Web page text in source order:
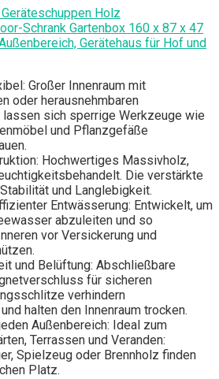
Holz
Schrank Gartenbox 160 x 87 x 47
Gerätehaus für Hof und
Großer Innenraum mit
oder herausnehmbaren
lassen sich sperrige Werkzeuge wie
und Pflanzgefäße
Hochwertiges Massivholz,
Die verstärkte
und Langlebigkeit.
Entwässerung: Entwickelt, um
abzuleiten und so
vor Versickerung und
und Belüftung: Abschließbare
für sicheren
verhindern
halten den Innenraum trocken.
Außenbereich: Ideal zum
Terrassen und Veranden:
Spielzeug oder Brennholz finden
Platz.